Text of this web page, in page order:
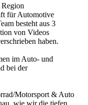
für Automotive
besteht aus 3
von Videos
haben.
im Auto- und
bei der
Motorsport & Auto
wie wir die tiefen